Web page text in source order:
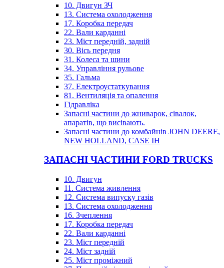
10. Двигун ЗЧ
13. Система охолодження
17. Коробка передач
22. Вали карданні
23. Міст передній, задній
30. Вісь передня
31. Колеса та шини
34. Управління рульове
35. Гальма
37. Електроустаткування
81. Вентиляція та опалення
Гідравліка
Запасні частини до жниварок, сівалок,
апаратів, що висівають.
Запасні частини до комбайнів JOHN DEERE,
NEW HOLLAND, CASE IH
ЗАПАСНІ ЧАСТИНИ FORD TRUCKS
10. Двигун
11. Система живлення
12. Система випуску газів
13. Система охолодження
16. Зчеплення
17. Коробка передач
22. Вали карданні
23. Міст передній
24. Міст задній
25. Міст проміжний